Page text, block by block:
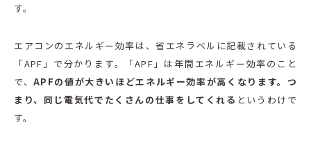
す。
エアコンのエネルギー効率は、省エネラベルに記載されている
「APF」で分かります。「APF」は年間エネルギー効率のこと
で、APFの値が大きいほどエネルギー効率が高くなります。つ
まり、同じ電気代でたくさんの仕事をしてくれる というわけで
す。